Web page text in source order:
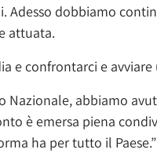
Adesso dobbiamo
attuata.
e confrontarci e
Nazionale, abbiamo
è emersa piena
ha per tutto il Paese.”